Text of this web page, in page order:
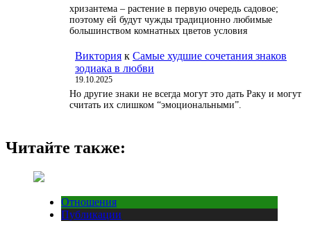
хризантема – растение в первую очередь садовое;
поэтому ей будут чужды традиционно любимые
большинством комнатных цветов условия
Виктория к Самые худшие сочетания знаков
зодиака в любви
19.10.2025
Но другие знаки не всегда могут это дать Раку и могут
считать их слишком “эмоциональными”.
Читайте также:
Отношения
Публикации